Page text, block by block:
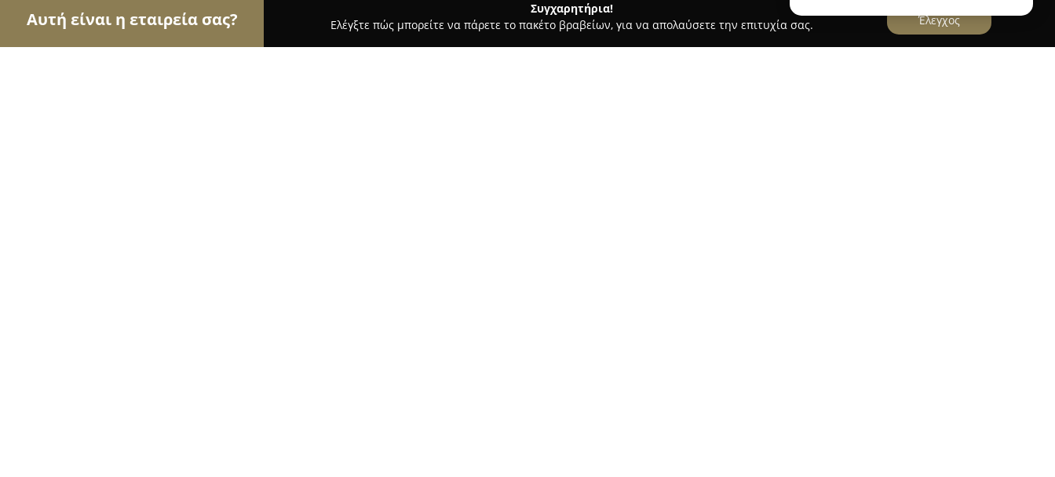
Αυτή είναι η εταιρεία σας?
Συγχαρητήρια!
Ελέγξτε πώς μπορείτε να πάρετε το πακέτο βραβείων, για να απολαύσετε την επιτυχία σας.
Έλεγχος